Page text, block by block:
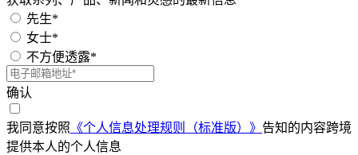
先生*
女士*
不方便透露*
确认
我同意按照 《个人信息处理规则（标准版）》 告知的内容跨境
提供本人的个人信息